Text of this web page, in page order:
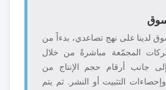
لدينا على نهج تصاعدي، بدءاً من
المجمّعة مباشرةً من خلال
إلى جانب أرقام حجم الإنتاج من
التثبيت أو النشر. ثم يتم